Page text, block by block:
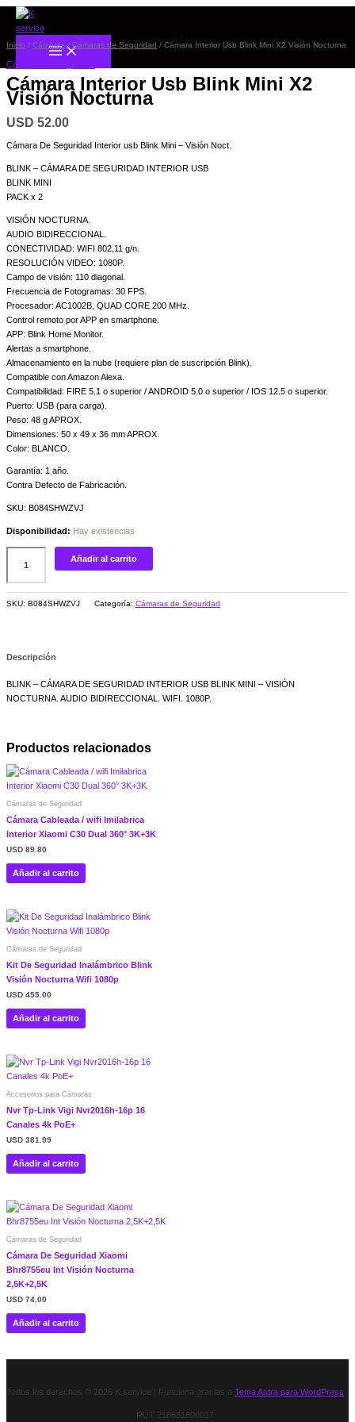
Ir
contenido
Inicio / Cámaras/ Cámaras de Seguridad / Cámara Interior Usb Blink Mini X2 Visión Nocturna
Cámaras de Seguridad
Cámara Interior Usb Blink Mini X2
Visión Nocturna
USD 52.00
Cámara De Seguridad Interior usb Blink Mini – Visión Noct.
BLINK – CÁMARA DE SEGURIDAD INTERIOR USB
BLINK MINI
PACK x 2
VISIÓN NOCTURNA.
AUDIO BIDIRECCIONAL.
CONECTIVIDAD: WIFI 802,11 g/n.
RESOLUCIÓN VIDEO: 1080P.
Campo de visión: 110 diagonal.
Frecuencia de Fotogramas: 30 FPS.
Procesador: AC1002B, QUAD CORE 200 MHz.
Control remoto por APP en smartphone.
APP: Blink Home Monitor.
Alertas a smartphone.
Almacenamiento en la nube (requiere plan de suscripción Blink).
Compatible con Amazon Alexa.
Compatibilidad: FIRE 5.1 o superior / ANDROID 5.0 o superior / IOS 12.5 o superior.
Puerto: USB (para carga).
Peso: 48 g APROX.
Dimensiones: 50 x 49 x 36 mm APROX.
Color: BLANCO.
Garantía: 1 año.
Contra Defecto de Fabricación.
SKU: B084SHWZVJ
Disponibilidad: Hay existencias
Cámara
Interior
Usb
Mini
X2
Visión
cantidad
Añadir al carrito
SKU: B084SHWZVJ Categoría: Cámaras de Seguridad
Descripción
BLINK – CÁMARA DE SEGURIDAD INTERIOR USB BLINK MINI – VISIÓN
NOCTURNA. AUDIO BIDIRECCIONAL. WIFI. 1080P.
Productos relacionados
Cámaras de Seguridad
Cámara Cableada / wifi Imilabrica
Interior Xiaomi C30 Dual 360° 3K+3K
USD 89.80
Añadir al carrito
Cámaras de Seguridad
Kit De Seguridad Inalámbrico Blink
Visión Nocturna Wifi 1080p
USD 455.00
Añadir al carrito
Accesorios para Cámaras
Nvr Tp-Link Vigi Nvr2016h-16p 16
Canales 4k PoE+
USD 381.99
Añadir al carrito
Cámaras de Seguridad
Cámara De Seguridad Xiaomi
Bhr8755eu Int Visión Nocturna
2,5K+2,5K
USD 74.00
Añadir al carrito
Todos los derechos © 2026 K service | Funciona gracias a Tema Astra para WordPress
RUT 218681800017